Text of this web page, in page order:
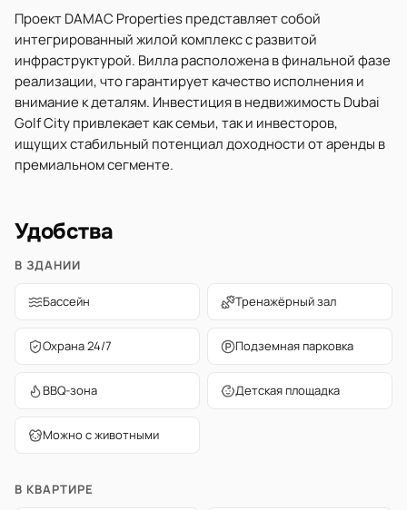
Проект DAMAC Properties представляет собой
интегрированный жилой комплекс с развитой
инфраструктурой. Вилла расположена в финальной фазе
реализации, что гарантирует качество исполнения и
внимание к деталям. Инвестиция в недвижимость Dubai
Golf City привлекает как семьи, так и инвесторов,
ищущих стабильный потенциал доходности от аренды в
премиальном сегменте.
Удобства
В ЗДАНИИ
Бассейн Тренажёрный зал
Охрана 24/7 Подземная парковка
BBQ-зона Детская площадка
Можно с животными
В КВАРТИРЕ